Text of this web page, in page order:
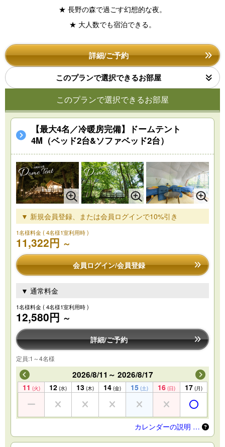
★ 長野の森で過ごす幻想的な夜。
★ 大人数でも宿泊できる。
詳細/ご予約
このプランで選択できるお部屋
このプランで選択できるお部屋
【最大4名／冷暖房完備】ドームテント
4M（ベッド2台&ソファベッド2台）
▼ 新規会員登録、または会員ログインで10%引き
1名様料金( 4名様1室利用時 )
11,322円 ～
会員ログイン/会員登録
▼ 通常料金
1名様料金( 4名様1室利用時 )
12,580円 ～
詳細/ご予約
定員:1～4名様
2026/8/11～ 2026/8/17
11 (火) 12 (水) 13 (木) 14 (金) 15 (土) 16 (日) 17 (月)
カレンダーの説明 …